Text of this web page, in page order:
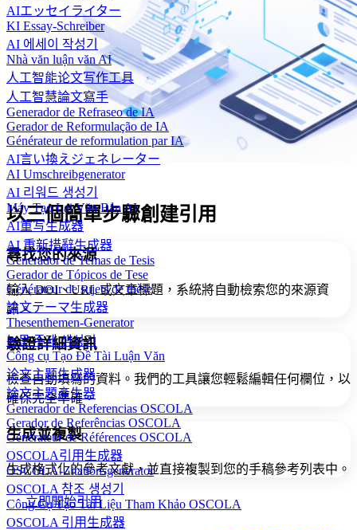
AIエッセイライター
KI Essay-Schreiber
AI 에세이 작성기
Nhà văn luận văn AI
人工智能论文写作工具
人工智慧論文寫手
Generador de Refraseo de IA
Gerador de Reformulação de IA
Générateur de reformulation par IA
AI言い換えジェネレーター
AI Umschreibgenerator
AI 리워드 생성기
Máy Tạo Lại Văn Bản AI
AI重写生成器
AI 重新措辭生成器
Generador de Temas de Tesis
Gerador de Tópicos de Tese
Générateur de sujets de thèse
論文テーマ生成器
Thesenthemen-Generator
논문 주제 생성기
Công cụ Tạo Đề Tài Luận Văn
论文主题生成器
論文主題產生器
Generador de Referencias OSCOLA
Gerador de Referências OSCOLA
Générateur de Références OSCOLA
OSCOLA引用生成器
OSCOLA-Zitationsgenerator
OSCOLA 참조 생성기
Công Cụ Tạo Tài Liệu Tham Khảo OSCOLA
OSCOLA 引用生成器
以三個簡單步驟創建引用
尋找您的來源
輸入 DOI、URL 或文章標題，系統將自動檢索您的來源資
訊。
驗證詳細資訊
檢查自動填寫的資料。我們的工具讓您輕鬆編輯任何欄位，以
確保完全準確。
生成並複製
生成格式化的參考文獻，並直接複製到您的手稿參考列表中。
立即開始引用